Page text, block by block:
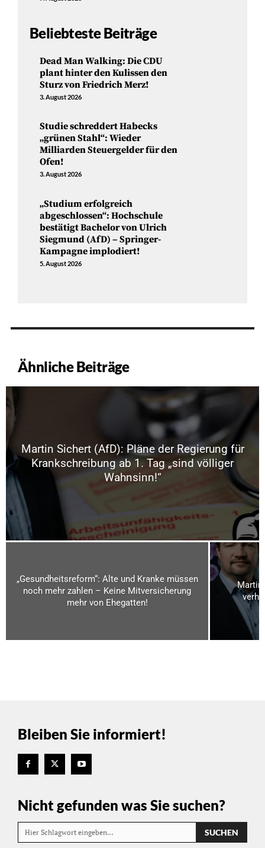
Beliebteste Beiträge
Dead Man Walking: Die CDU
plant hinter den Kulissen den
Sturz von Friedrich Merz!
3. August 2026
Studie schreddert Habecks
„grünen Stahl“: Wieder
Milliarden Steuergelder für den
Ofen!
3. August 2026
„Studium erfolgreich
abgeschlossen“: Hochschule
bestätigt Bachelor von Ulrich
Siegmund (AfD) – Springer-
Kampagne implodiert!
5. August 2026
Ähnliche Beiträge
Martin Sichert (AfD): Pläne der Regierung für
Krankschreibung ab 1. Tag „sind völliger
Wahnsinn!“
„Gesundheitsreform“: Alte und Kranke müssen
noch mehr zahlen – Keine Mitversicherung
mehr von Ehegatten!
Martin
Bleiben Sie informiert!
Nicht gefunden was Sie suchen?
Hier Schlagwort eingeben… SUCHEN